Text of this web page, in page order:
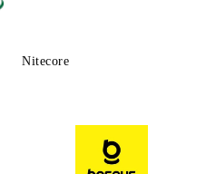
Nitecore